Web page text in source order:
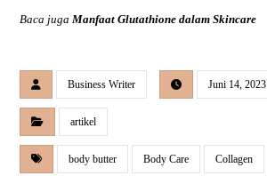
Baca juga Manfaat Glutathione dalam Skincare
Business Writer Juni 14, 2023
artikel
body butter Body Care Collagen